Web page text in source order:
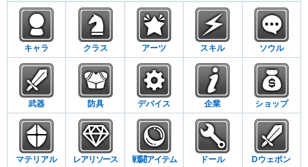
キャラ クラス アーツ スキル ソウル
武器 防具 デバイス 企業 ショップ
マテリアル レアリソース 戦闘アイテム ドール Dウェポン